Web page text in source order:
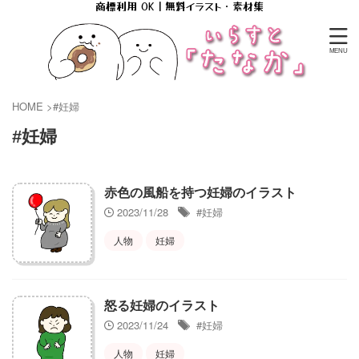
商標利用 OK｜無料イラスト・素材集
HOME >#妊婦
#妊婦
赤色の風船を持つ妊婦のイラスト
2023/11/28 #妊婦
人物 妊婦
怒る妊婦のイラスト
2023/11/24 #妊婦
人物 妊婦